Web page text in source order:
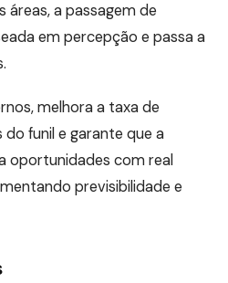
a passagem de
em percepção e passa a
melhora a taxa de
funil e garante que a
oportunidades com real
previsibilidade e